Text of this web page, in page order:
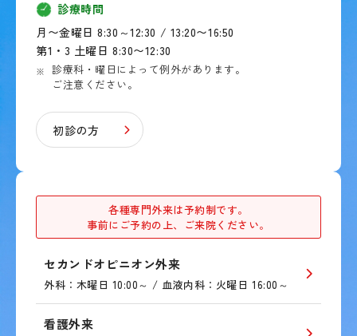
診療時間
月〜金曜日 8:30～12:30 / 13:20〜16:50
第1・3 土曜日 8:30〜12:30
診療科・曜日によって例外があります。
ご注意ください。
初診の方
各種専門外来は予約制です。
事前にご予約の上、ご来院ください。
セカンドオピニオン外来
外科：木曜日 10:00～ / 血液内科：火曜日 16:00～
看護外来